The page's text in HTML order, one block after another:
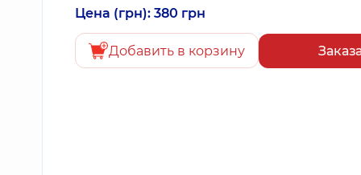
Цена (грн): 380 грн
Добавить в корзину